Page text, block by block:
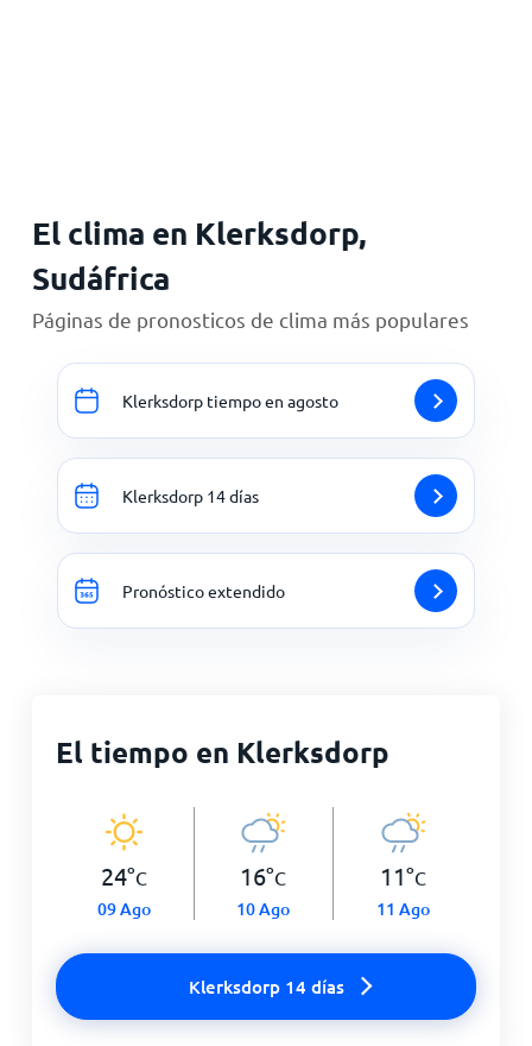
El clima en Klerksdorp,
Sudáfrica
Páginas de pronosticos de clima más populares
Klerksdorp tiempo en agosto
Klerksdorp 14 días
Pronóstico extendido
El tiempo en Klerksdorp
24°C
09 Ago
16°C
10 Ago
11°C
11 Ago
Klerksdorp 14 días